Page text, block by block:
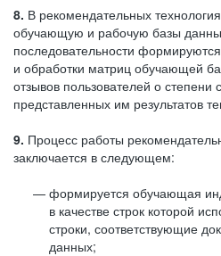
8. В рекомендательных
обучающую и рабочую базы
последовательности
и обработки матриц обучающей
отзывов пользователей о степени
представленных им результатов
9. Процесс работы
заключается в следующем:
формируется обучающая
в качестве строк которой
строки, соответствующие
данных;